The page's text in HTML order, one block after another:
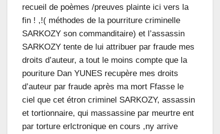
recueil de poèmes /preuves plainte ici vers la
fin ! ,!( méthodes de la pourriture criminelle
SARKOZY son commanditaire) et l’assassin
SARKOZY tente de lui attribuer par fraude mes
droits d’auteur, a tout le moins compte que la
pouriture Dan YUNES recupère mes droits
d’auteur par fraude après ma mort Ffasse le
ciel que cet étron criminel SARKOZY, assassin
et tortionnaire, qui massassine par meurtre ent
par torture erlctronique en cours ,ny arrive